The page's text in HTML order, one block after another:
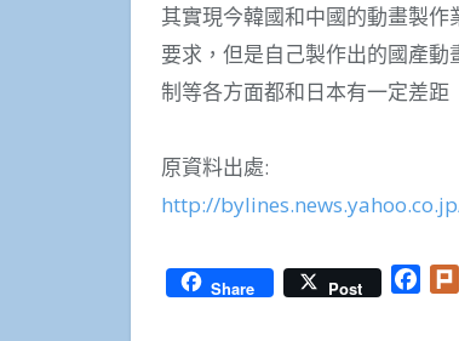
其實現今韓國和中國的動畫製
要求，但是自己製作出的國產
制等各方面都和日本有一定差距
原資料出處:
http://
Share Post